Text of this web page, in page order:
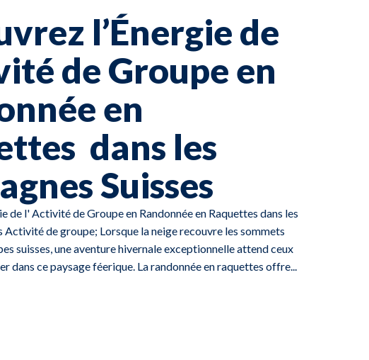
l’Énergie de
de Groupe en
en
dans les
Suisses
de l' Activité de Groupe en Randonnée en Raquettes dans les
Activité de groupe; Lorsque la neige recouvre les sommets
suisses, une aventure hivernale exceptionnelle attend ceux
dans ce paysage féerique. La randonnée en raquettes offre...